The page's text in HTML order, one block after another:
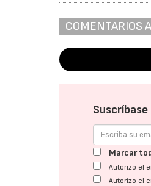
COMENTARIOS
Marcar
Autorizo el
Autorizo el